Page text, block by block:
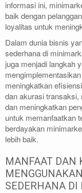
informasi ini,
baik dengan
loyalitas untuk
Dalam dunia bisnis
sederhana di
juga menjadi langkah
meningkatkan
dan akurasi transaksi,
dan meningkatkan
untuk memanfaatkan
berdayakan
lebih baik.
MANFAAT DAN
SEDERHANA